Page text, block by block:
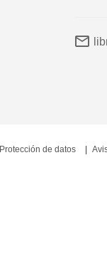
Protección de datos